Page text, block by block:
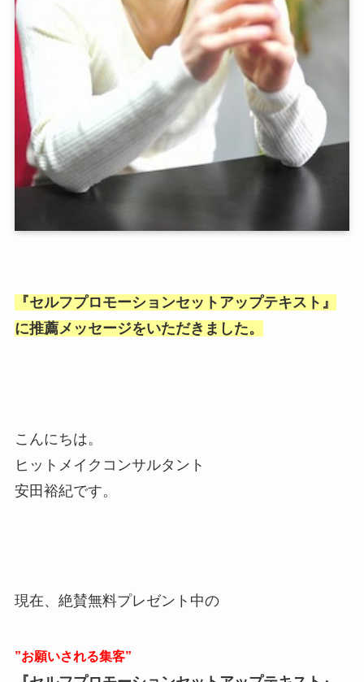
『セルフプロモーションセットアップテキスト』
に推薦メッセージをいただきました。
こんにちは。
ヒットメイクコンサルタント
安田裕紀です。
現在、絶賛無料プレゼント中の
”お願いされる集客”